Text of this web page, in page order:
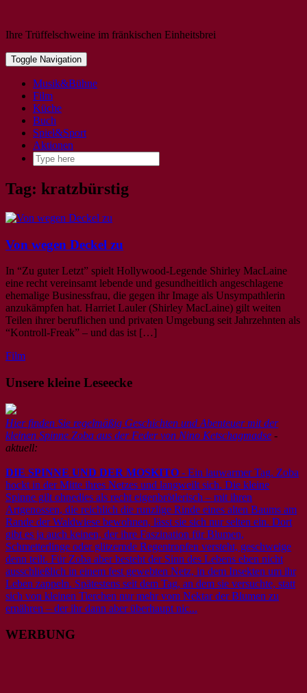
Ihre Trüffelschweine im fränkischen Einheitsbrei
Toggle Navigation
Musik&Bühne
Film
Küche
Buch
Spiel&Sport
Aktionen
Tag: kratzbürstig
Von wegen Deckel zu
In “Zu guter Letzt” spielt Hollywood-Legende Shirley MacLaine
eine recht vereinsamt lebende und gesundheitlich angeschlagene
ehemalige Businessfrau, die gegen ihr Image als Unsympathlerin
anzukämpfen hat. Harriet Lauler (Shirley MacLaine) gilt weiten
Teilen ihrer beruflichen und privaten Umgebung seit Jahrzehnten als
“Kontroll-Freak” – und das ist […]
Film
Unsere kleine Leseecke
Hier finden Sie regelmäßig Geschichten und Abenteuer mit der
kleinen Spinne Zoba aus der Feder von Nino Ketschagmadse -
aktuell:
DIE SPINNE UND DER MOSKITO - Ein lauwarmer Tag. Zoba
hockt in der Mitte ihres Netzes und langweilt sich. Die kleine
Spinne gilt ohnedies als recht eigenbrötlerisch – mit ihren
Artgenossen, die reichlich die runzlige Rinde eines alten Baums am
Rande der Waldwiese bewohnen, lässt sie sich nur selten ein. Dort
gibt es ja auch keinen, der ihre Faszination für Blumen,
Schmetterlinge oder glitzernde Regentropfen versteht, geschweige
denn teilt. Für Zoba aber besteht der Sinn des Lebens eben nicht
ausschließlich in einem fest gewebten Netz, in dem Insekten um ihr
Leben zappeln. Spätestens seit dem Tag, an dem sie versuchte, statt
sich von kleinen Tierchen nur mehr vom Nektar der Blumen zu
ernähren – der ihr dann aber überhaupt nic...
WERBUNG